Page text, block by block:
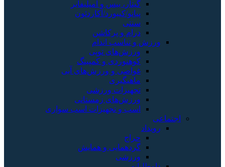
گیتار، بیس و امپلیفایر
پیانو/کیبورد/آکاردئون
سنتی
درام و پرکاشن
ورزش و تناسب اندام
ورزش‌های توپی
کوهنوردی و کمپینگ
غواصی و ورزش‌های آبی
ماهیگیری
تجهیزات ورزشی
ورزش‌های زمستانی
اسب و تجهیزات اسب سواری
اجتماعی
رویداد
حراج
گردهمایی و همایش
ورزشی